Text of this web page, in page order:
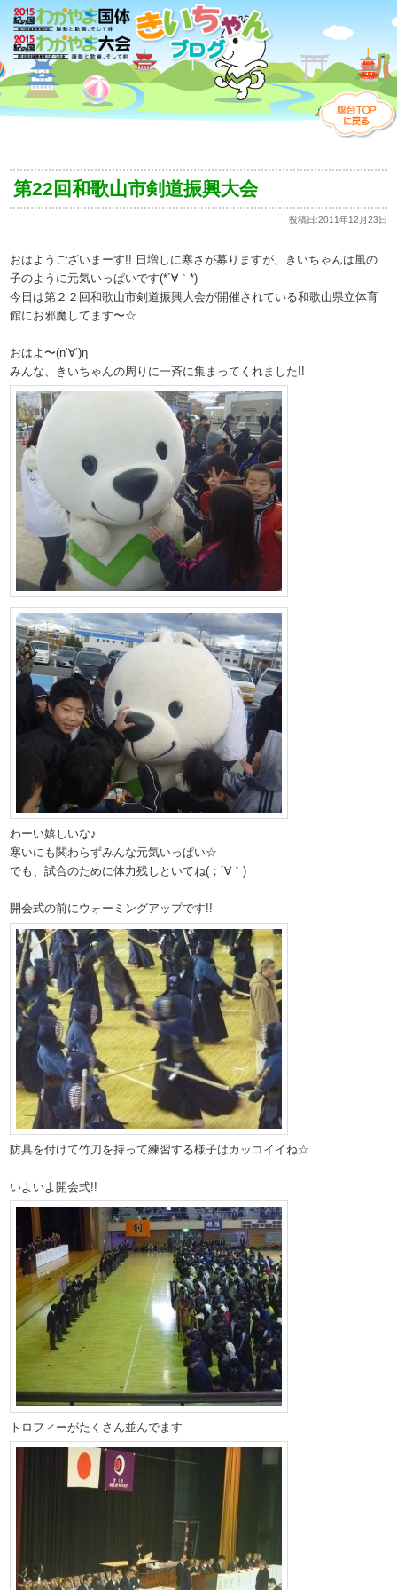
第22回和歌山市剣道振興大会
投稿日:2011年12月23日
おはようございまーす!! 日増しに寒さが募りますが、きいちゃんは風の
子のように元気いっぱいです(*´∀｀*)
今日は第２２回和歌山市剣道振興大会が開催されている和歌山県立体育
館にお邪魔してます〜☆
おはよ〜(n‘∀‘)η
みんな、きいちゃんの周りに一斉に集まってくれました!!
わーい嬉しいな♪
寒いにも関わらずみんな元気いっぱい☆
でも、試合のために体力残しといてね(；´∀｀)
開会式の前にウォーミングアップです!!
防具を付けて竹刀を持って練習する様子はカッコイイね☆
いよいよ開会式!!
トロフィーがたくさん並んでます